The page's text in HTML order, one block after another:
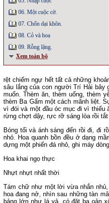
06. Một cuộc cờ.
07. Chốn dại khôn.
08. Cỏ và hoa
09. Rỗng lặng.
Xem toàn bộ
rệt chiếm ngự hết tất cả những
sâu lắng của con người Trí Hải bây
muốn. Thèm ăn, thèm uống, thèm
thèm Ba Gấm một cách mãnh liệt.
vì đói và một đầu óc mục đi vì thiếu
rừng chợt dậy, rực rỡ sáng lòa rồi tắt
Bóng tối và ánh sáng đến rồi đi, đi
nhỏ. Hoa quanh bồn đều ở dạng
dựng một phiến đá nhỏ, ghi máy
Hoa khai ngọ thực
Nhựt nhựt nhất thời
Tám chữ như một lời vừa nhắn
hoa đang nở, nhìn sau những tàn
bảng lớn như lá vả, có đặt ba oản